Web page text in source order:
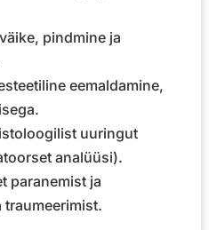
pindmine ja
eemaldamine,
uuringut
analüüsi).
paranemist ja
traumeerimist.